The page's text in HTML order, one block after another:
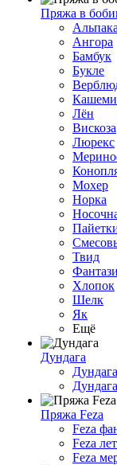
Пряжа в
Альпака
Ангора
Бамбук
Букле
Лён
Вискоза
Люрекс
Мохер
Норка
Твид
Хлопок
Шелк
Як
Ещё
Дундага
Пряжа Feza
Feza
Feza
Feza